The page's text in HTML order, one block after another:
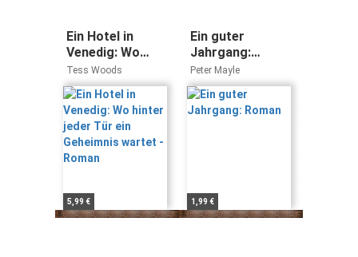
Ein Hotel in
Venedig: Wo
hinter jeder Tür
ein Geheimnis
wartet - Roman
Tess Woods
5,99 €
Ein guter
Jahrgang:
Roman
Peter Mayle
1,99 €